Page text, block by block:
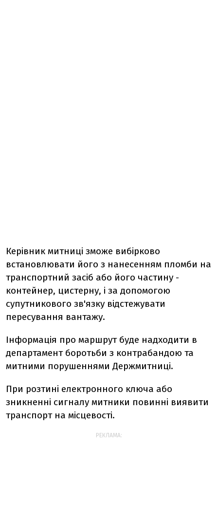
Керівник митниці зможе вибірково
встановлювати його з нанесенням пломби на
транспортний засіб або його частину -
контейнер, цистерну, і за допомогою
супутникового зв'язку відстежувати
пересування вантажу.
Інформація про маршрут буде надходити в
департамент боротьби з контрабандою та
митними порушеннями Держмитниці.
При розтині електронного ключа або
зникненні сигналу митники повинні виявити
транспорт на місцевості.
РЕКЛАМА: